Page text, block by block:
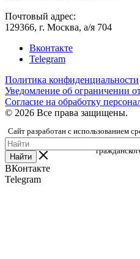
Почтовый адрес:
129366, г. Москва, а/я 704
Вконтакте
Telegram
Политика конфиденциальности
Уведомление об ограничении
Согласие на обработку
© 2026 Все права защищены.
Сайт разработан с использованием
Федерации, предоставленного
Найти
ВКонтакте
Telegram